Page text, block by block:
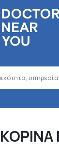
ΚΟΡΙΝΑ